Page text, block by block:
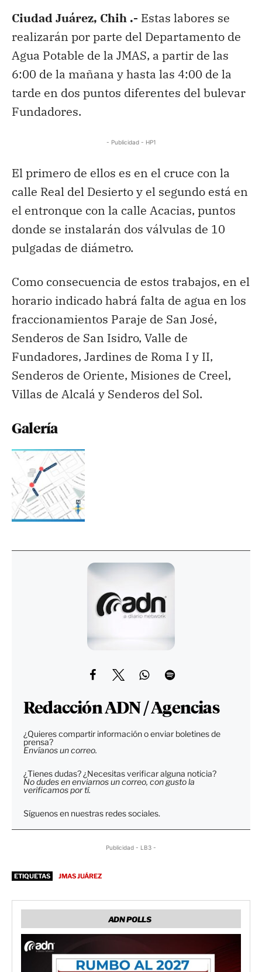
Ciudad Juárez, Chih .- Estas labores se
realizarán por parte del Departamento de
Agua Potable de la JMAS, a partir de las
6:00 de la mañana y hasta las 4:00 de la
tarde en dos puntos diferentes del bulevar
Fundadores.
- Publicidad - HP1
El primero de ellos es en el cruce con la
calle Real del Desierto y el segundo está en
el entronque con la calle Acacias, puntos
donde se instalarán dos válvulas de 10
pulgadas de diámetro.
Como consecuencia de estos trabajos, en el
horario indicado habrá falta de agua en los
fraccionamientos Paraje de San José,
Senderos de San Isidro, Valle de
Fundadores, Jardines de Roma I y II,
Senderos de Oriente, Misiones de Creel,
Villas de Alcalá y Senderos del Sol.
Galería
Redacción ADN / Agencias
¿Quieres compartir información o enviar boletines de
prensa?
Envíanos un correo.
¿Tienes dudas? ¿Necesitas verificar alguna noticia?
No dudes en enviarnos un correo, con gusto la
verificamos por tí.
Síguenos en nuestras redes sociales.
Publicidad - LB3 -
ETIQUETAS JMAS JUÁREZ
ADN POLLS